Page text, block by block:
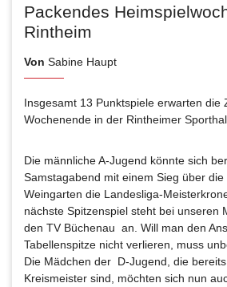
Packendes
Rintheim
Von Sabine Haupt
Insgesamt 13 Punktspiele erwarten die
Wochenende in der Rintheimer
Die männliche A-Jugend könnte sich
Samstagabend mit einem Sieg über die
Weingarten die Landesliga-
nächste Spitzenspiel steht bei unseren
den TV Büchenau an. Will man den
Tabellenspitze nicht verlieren, muss
Die Mädchen der D-Jugend, die
Kreismeister sind, möchten sich nun